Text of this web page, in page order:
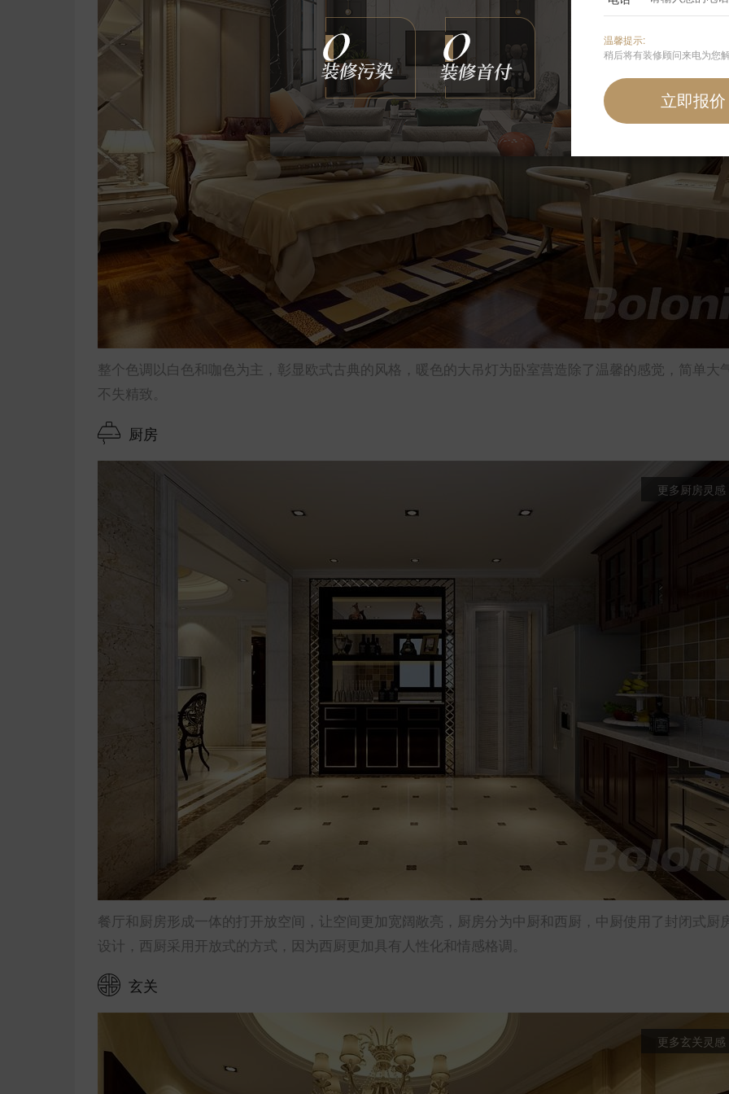
整个色调以白色和咖色为主，彰显欧式古典的风格，暖色的大吊灯为卧室营造除了温馨的感觉，简单大
不失精致。
厨房
更多厨房灵感
餐厅和厨房形成一体的打开放空间，让空间更加宽阔敞亮，厨房分为中厨和西厨，中厨使用了封闭式厨
设计，西厨采用开放式的方式，因为西厨更加具有人性化和情感格调。
玄关
更多玄关灵感
温馨提示:
稍后将有装修顾问来电为您